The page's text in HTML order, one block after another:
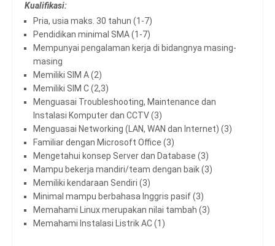
Kualifikasi:
Pria, usia maks. 30 tahun (1-7)
Pendidikan minimal SMA (1-7)
Mempunyai pengalaman kerja di bidangnya masing-
masing
Memiliki SIM A (2)
Memiliki SIM C (2,3)
Menguasai Troubleshooting, Maintenance dan
Instalasi Komputer dan CCTV (3)
Menguasai Networking (LAN, WAN dan Internet) (3)
Familiar dengan Microsoft Office (3)
Mengetahui konsep Server dan Database (3)
Mampu bekerja mandiri/team dengan baik (3)
Memiliki kendaraan Sendiri (3)
Minimal mampu berbahasa Inggris pasif (3)
Memahami Linux merupakan nilai tambah (3)
Memahami Instalasi Listrik AC (1)